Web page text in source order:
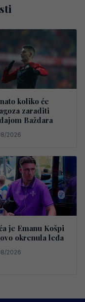
koliko će
zaraditi
Baždara
2026
je Emanu Košpi
okrenula leđa
2026